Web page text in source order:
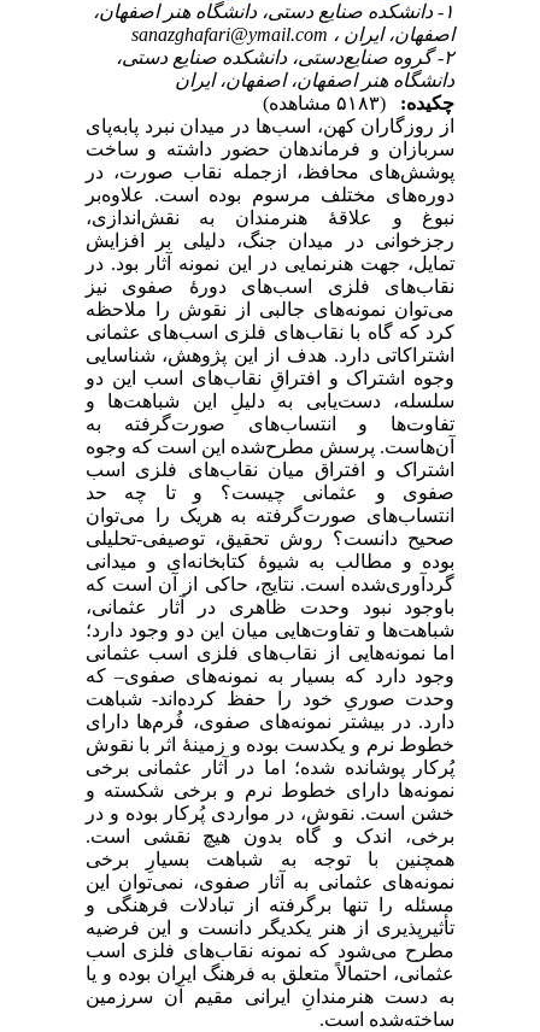
۱- دانشکده صنایع دستی، دانشگاه هنر اصفهان،
اصفهان، ایران ، sanazghafari@ymail.com
۲- گروه صنایع‌دستی، دانشکده صنایع دستی،
دانشگاه هنر اصفهان، اصفهان، ایران
چکیده:
(۵۱۸۳ مشاهده)
از روزگاران کهن، اسب‌ها در میدان نبرد پابه‌پای
سربازان و فرماندهان حضور داشته و ساخت
پوشش‌های محافظ، ازجمله نقاب صورت، در
دوره‌های مختلف مرسوم بوده است. علاوه‌بر
نبوغ و علاقۀ هنرمندان به نقش‌اندازی،
رجزخوانی در میدان جنگ، دلیلی بر افزایش
تمایل، جهت هنرنمایی در این نمونه آثار بود. در
نقاب‌های فلزی اسب‌های دورۀ صفوی نیز
می‌توان نمونه‌های جالبی از نقوش را ملاحظه
کرد که گاه با نقاب‌های فلزی اسب‌های عثمانی
اشتراکاتی دارد. هدف از این پژوهش، شناسایی
وجوه اشتراک و افتراقِ نقاب‌های اسب این دو
سلسله، دست‌یابی به دلیلِ این شباهت‌ها و
تفاوت‌ها و انتساب‌های صورت‌گرفته به
آن‌هاست. پرسش مطرح‌شده این است که وجوه
اشتراک و افتراق میان نقاب‌های فلزی اسب
صفوی و عثمانی چیست؟ و تا چه حد
انتساب‌های صورت‌گرفته به هریک را می‌توان
صحیح دانست؟ روش تحقیق، توصیفی-تحلیلی
بوده و مطالب به شیوۀ کتابخانه‌ای و میدانی
گردآوری‌شده است. نتایج، حاکی از آن است که
باوجود نبود وحدت ظاهری در آثار عثمانی،
شباهت‌ها و تفاوت‌هایی میان این دو وجود دارد؛
اما نمونه‌هایی از نقاب‌های فلزی اسب عثمانی
وجود دارد که بسیار به نمونه‌های صفوی– که
وحدت صوریِ خود را حفظ کرده‌اند- شباهت
دارد. در بیشتر نمونه‌های صفوی، فُرم‌ها دارای
خطوط نرم و یکدست بوده و زمینۀ اثر با نقوش
پُرکار پوشانده شده؛ اما در آثار عثمانی برخی
نمونه‌ها دارای خطوط نرم و برخی شکسته و
خشن است. نقوش، در مواردی پُرکار بوده و در
برخی، اندک و گاه بدون هیچ نقشی است.
همچنین با توجه به شباهت بسیارِ برخی
نمونه‌های عثمانی به آثار صفوی، نمی‌توان این
مسئله را تنها برگرفته از تبادلات فرهنگی و
تأثیرپذیری از هنر یکدیگر دانست و این فرضیه
مطرح می‌شود که نمونه نقاب‌های فلزی اسب
عثمانی، احتمالاً متعلق به فرهنگ ایران بوده و یا
به دست هنرمندانِ ایرانی مقیم آن سرزمین
ساخته‌شده است.